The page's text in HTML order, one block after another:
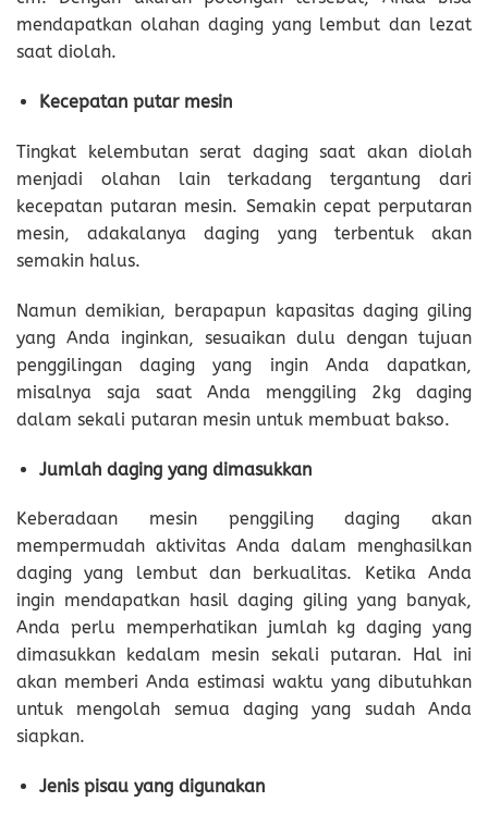
mendapatkan olahan daging yang lembut dan lezat
saat diolah.
Kecepatan putar mesin
Tingkat kelembutan serat daging saat akan diolah
menjadi olahan lain terkadang tergantung dari
kecepatan putaran mesin. Semakin cepat perputaran
mesin, adakalanya daging yang terbentuk akan
semakin halus.
Namun demikian, berapapun kapasitas daging giling
yang Anda inginkan, sesuaikan dulu dengan tujuan
penggilingan daging yang ingin Anda dapatkan,
misalnya saja saat Anda menggiling 2kg daging
dalam sekali putaran mesin untuk membuat bakso.
Jumlah daging yang dimasukkan
Keberadaan mesin penggiling daging akan
mempermudah aktivitas Anda dalam menghasilkan
daging yang lembut dan berkualitas. Ketika Anda
ingin mendapatkan hasil daging giling yang banyak,
Anda perlu memperhatikan jumlah kg daging yang
dimasukkan kedalam mesin sekali putaran. Hal ini
akan memberi Anda estimasi waktu yang dibutuhkan
untuk mengolah semua daging yang sudah Anda
siapkan.
Jenis pisau yang digunakan